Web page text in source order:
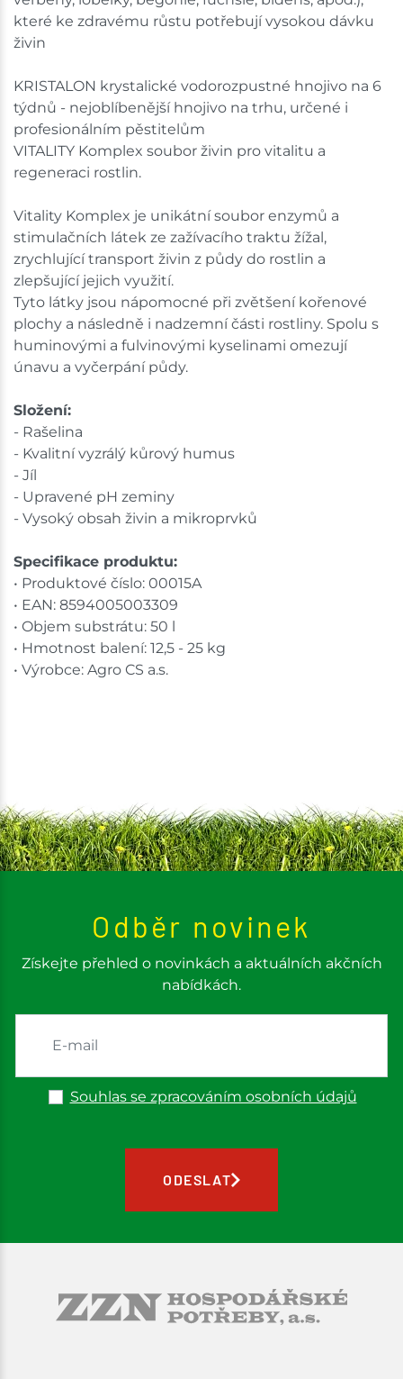
které ke zdravému růstu potřebují vysokou dávku
živin
KRISTALON krystalické vodorozpustné hnojivo na 6
týdnů - nejoblíbenější hnojivo na trhu, určené i
profesionálním pěstitelům
VITALITY Komplex soubor živin pro vitalitu a
regeneraci rostlin.
Vitality Komplex je unikátní soubor enzymů a
stimulačních látek ze zažívacího traktu žížal,
zrychlující transport živin z půdy do rostlin a
zlepšující jejich využití.
Tyto látky jsou nápomocné při zvětšení kořenové
plochy a následně i nadzemní části rostliny. Spolu s
huminovými a fulvinovými kyselinami omezují
únavu a vyčerpání půdy.
Složení:
- Rašelina
- Kvalitní vyzrálý kůrový humus
- Jíl
- Upravené pH zeminy
- Vysoký obsah živin a mikroprvků
Specifikace produktu:
• Produktové číslo: 00015A
• EAN: 8594005003309
• Objem substrátu: 50 l
• Hmotnost balení: 12,5 - 25 kg
• Výrobce: Agro CS a.s.
Odběr novinek
Získejte přehled o novinkách a aktuálních akčních
nabídkách.
Souhlas se zpracováním osobních údajů
ODESLAT